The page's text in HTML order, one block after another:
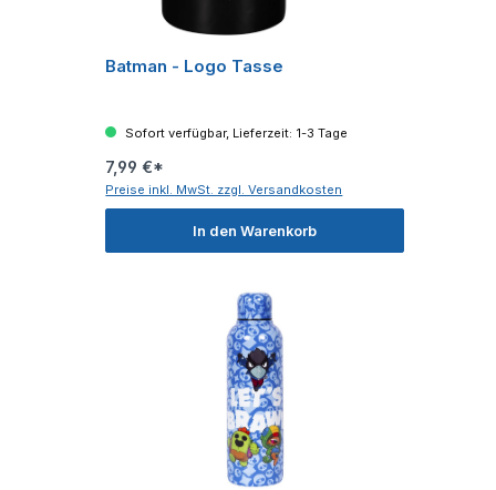
Batman - Logo Tasse
Sofort verfügbar, Lieferzeit: 1-3 Tage
7,99 €*
Preise inkl. MwSt. zzgl. Versandkosten
In den Warenkorb